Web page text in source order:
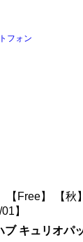
フォン
【Free】 【秋
】
キュリオパ